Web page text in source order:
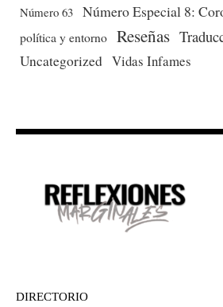
Número 63 Número Especial 8:
política y entorno Reseñas
Uncategorized Vidas Infames
DIRECTORIO